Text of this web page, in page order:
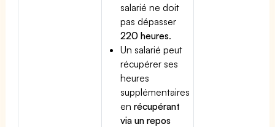
salarié ne doit
pas dépasser
220 heures.
Un salarié peut
récupérer ses
heures
supplémentaires
enrécupérant
via un repos